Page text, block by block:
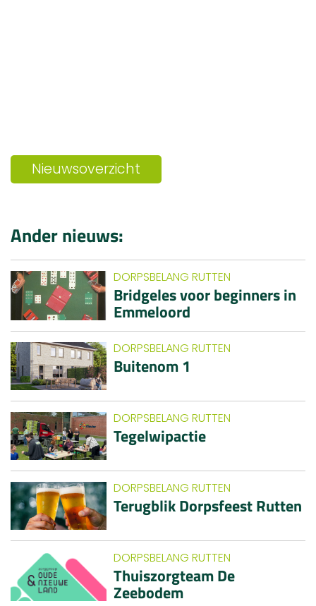
Nieuwsoverzicht
Ander nieuws:
DORPSBELANG RUTTEN
Bridgeles voor beginners in
Emmeloord
DORPSBELANG RUTTEN
Buitenom 1
DORPSBELANG RUTTEN
Tegelwipactie
DORPSBELANG RUTTEN
Terugblik Dorpsfeest Rutten
DORPSBELANG RUTTEN
Thuiszorgteam De
Zeebodem